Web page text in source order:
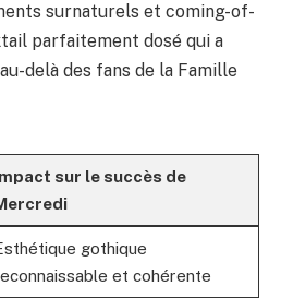
surnaturels et coming-of-
parfaitement dosé qui a
delà des fans de la Famille
sur le succès de
gothique
et cohérente